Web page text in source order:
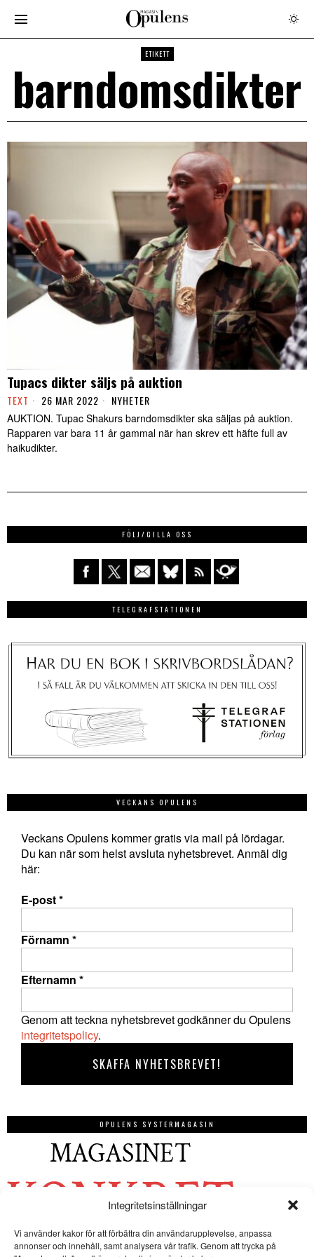
Integritetsinställningar
Vi använder kakor för att förbättra din användarupplevelse, anpassa
annonser och innehåll, samt analysera vår trafik. Genom att trycka på
ETIKETT
barndomsdikter
Tupacs dikter säljs på auktion
TEXT 26 MAR 2022 NYHETER
AUKTION. Tupac Shakurs barndomsdikter ska säljas på auktion.
Rapparen var bara 11 år gammal när han skrev ett häfte full av
haikudikter.
FÖLJ/GILLA OSS
TELEGRAFSTATIONEN
VECKANS OPULENS
Veckans Opulens kommer gratis via mail på lördagar.
Du kan när som helst avsluta nyhetsbrevet. Anmäl dig
här:
E-post*
Förnamn *
Efternamn *
Genom att teckna nyhetsbrevet godkänner du Opulens
integritetspolicy.
OPULENS SYSTERMAGASIN